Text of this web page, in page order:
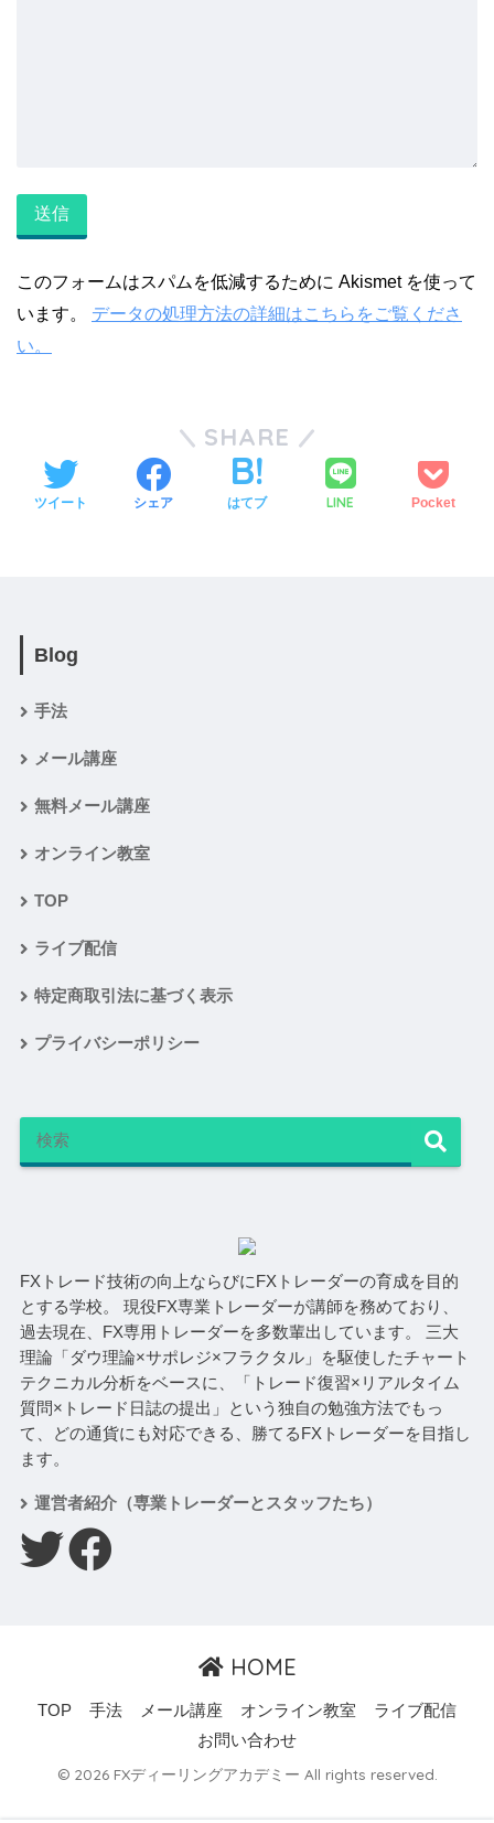
このフォームはスパムを低減するために Akismet を使って
います。 データの処理方法の詳細はこちらをご覧くださ
い。
SHARE
ツイート シェア はてブ LINE Pocket
Blog
手法
メール講座
無料メール講座
オンライン教室
TOP
ライブ配信
特定商取引法に基づく表示
プライバシーポリシー
FXトレード技術の向上ならびにFXトレーダーの育成を目的
とする学校。 現役FX専業トレーダーが講師を務めており、
過去現在、FX専用トレーダーを多数輩出しています。 三大
理論「ダウ理論×サポレジ×フラクタル」を駆使したチャート
テクニカル分析をベースに、「トレード復習×リアルタイム
質問×トレード日誌の提出」という独自の勉強方法でもっ
て、どの通貨にも対応できる、勝てるFXトレーダーを目指し
ます。
運営者紹介（専業トレーダーとスタッフたち）
HOME
TOP 手法 メール講座 オンライン教室
ライブ配信
お問い合わせ
© 2026 FXディーリングアカデミー All rights reserved.